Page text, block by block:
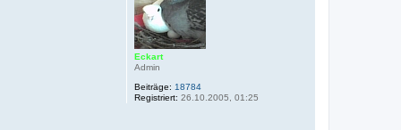
Eckart
Admin
Beiträge: 18784
Registriert: 26.10.2005, 01:25